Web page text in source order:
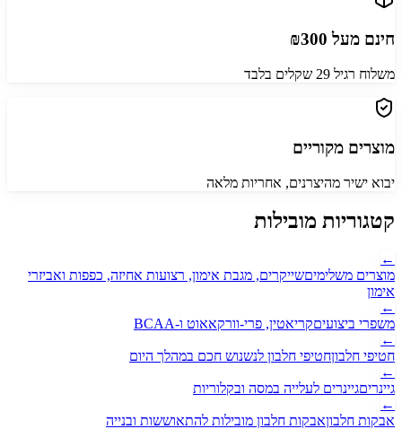
חינם מעל ₪300
משלוח רגיל 29 שקלים בלבד
מוצרים מקוריים
יבוא ישיר מהיצרנים, אחריות מלאה
קטגוריות מובילות
←
מוצרים משלימיםשייקרים, מגבת אימון, רצועות אחיזה, כפפות ואביזרי
אימון
←
משפרי ביצועיםקריאטין, פרי-וורקאאוט ו-BCAA
←
חטיפי חלבוןחטיפי חלבון לנשנוש חכם במהלך היום
←
גיינריםגיינרים לעלייה במסה ובקלוריות
←
אבקות חלבוןאבקות חלבון מובילות להתאוששות ובנייה